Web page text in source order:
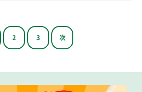
2 3 次